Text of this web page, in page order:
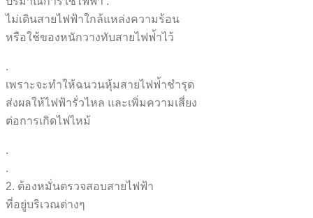
ไม่เดินสายไฟฟ้าใกล้แหล่งความร้อน
หรือใช้ของหนักวางทับสายไฟฟ้าไว้
.
เพราะจะทำให้ฉนวนหุ้มสายไฟฟ้าชำรุด
ส่งผลให้ไฟฟ้ารั่วไหล และเพิ่มความเสี่ยง
ต่อการเกิดไฟไหม้
.
.
2. ต้องหมั่นตรวจสอบสายไฟฟ้า
ที่อยู่บริเวณต่างๆ